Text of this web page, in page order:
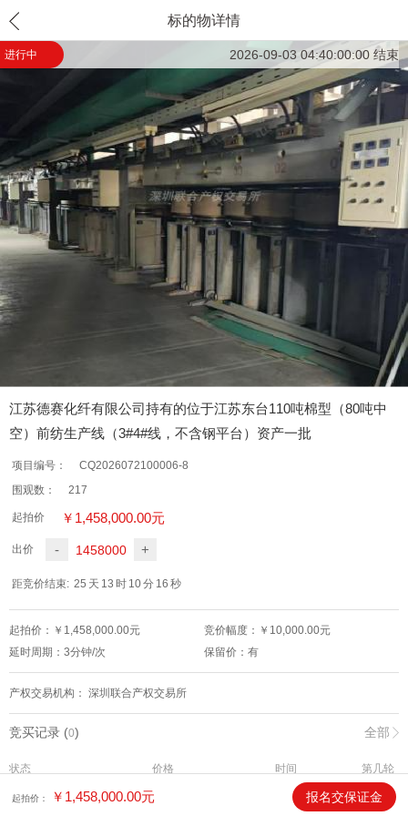
标的物详情
进行中 2026-09-03 04:40:00:00 结束
江苏德赛化纤有限公司持有的位于江苏东台110吨棉型（80吨中
空）前纺生产线（3#4#线，不含钢平台）资产一批
项目编号：
CQ2026072100006-8
围观数：
217
起拍价 ￥ 1,458,000.00元
出价 - 1458000 +
距竞价结束: 25 天 13 时 10分 16 秒
起拍价：￥ 1,458,000.00元 竞价幅度：￥ 10,000.00元
延时周期： 3分钟/次 保留价： 有
产权交易机构： 深圳联合产权交易所
竞买记录 (0) 全部
状态 价格 时间 第几轮
起拍价： ￥ 1,458,000.00元 报名交保证金